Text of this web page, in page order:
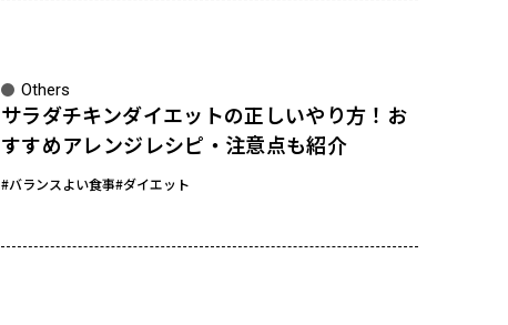
Others
サラダチキンダイエットの正しいやり方！お
すすめアレンジレシピ・注意点も紹介
#バランスよい食事#ダイエット